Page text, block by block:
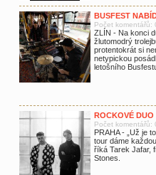
BUSFEST
Počet komentářů:
ZLÍN - Na konci
žlutomodrý
protentokrát si
netypickou
letošního
ROCKOVÉ DUO
Počet komentářů:
PRAHA - „Už je
tour dáme
říká Tarek Jafar,
Stones.